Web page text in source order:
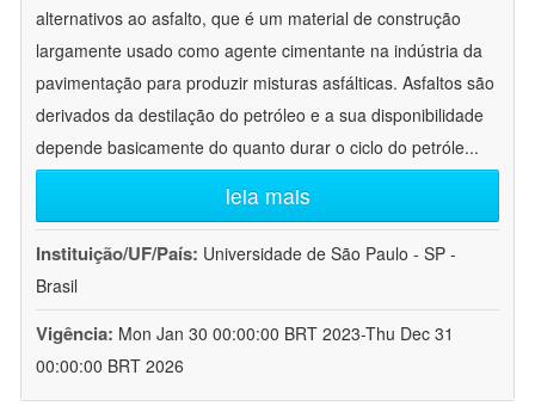
alternativos ao asfalto, que é um material de construção
largamente usado como agente cimentante na indústria da
pavimentação para produzir misturas asfálticas. Asfaltos são
derivados da destilação do petróleo e a sua disponibilidade
depende basicamente do quanto durar o ciclo do petróle...
leia mais
Instituição/UF/País: Universidade de São Paulo - SP -
Brasil
Vigência: Mon Jan 30 00:00:00 BRT 2023-Thu Dec 31
00:00:00 BRT 2026